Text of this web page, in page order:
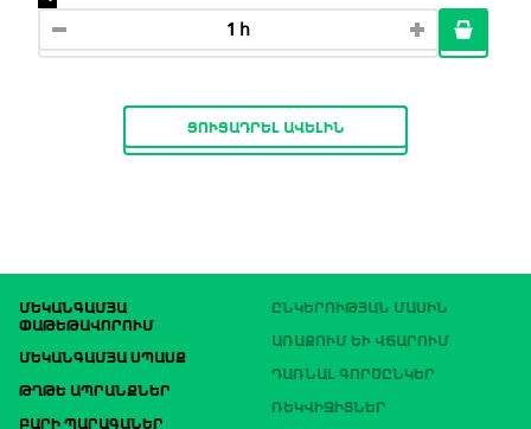
ՑՈՒՑԱԴՐԵԼ ԱՎԵԼԻՆ
ՄԵԿԱՆԳԱՄՅԱ
ՓԱԹԵԹԱՎՈՐՈՒՄ
ՄԵԿԱՆԳԱՄՅԱ ՍՊԱՍՔ
ԹՂԹԵ ԱՊՐԱՆՔՆԵՐ
ԲԱՐԻ ՊԱՐԱԳԱՆԵՐ
ԸՆԿԵՐՈՒԹՅԱՆ ՄԱՍԻՆ
ԱՌԱՔՈՒՄ ԵՒ ՎՃԱՐՈՒՄ
ԴԱՌՆԱԼ ԳՈՐԾԸՆԿԵՐ
ՌԵԿՎԻԶԻՏՆԵՐ